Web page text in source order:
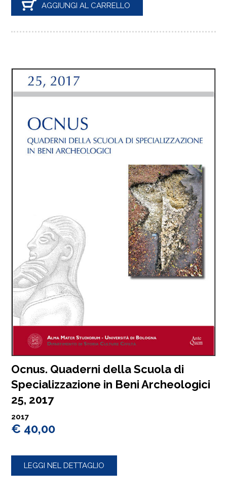
AGGIUNGI AL CARRELLO
Ocnus. Quaderni della Scuola di
Specializzazione in Beni Archeologici
25, 2017
2017
€ 40,00
LEGGI NEL DETTAGLIO